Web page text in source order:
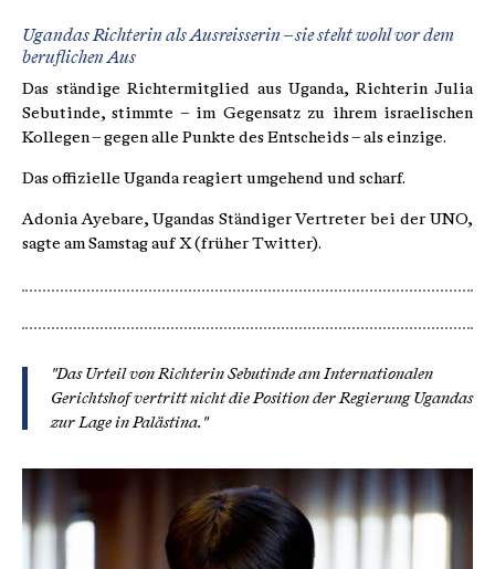
Ugandas Richterin als Ausreisserin – sie steht wohl vor dem
beruflichen Aus
Das ständige Richtermitglied aus Uganda, Richterin Julia
Sebutinde, stimmte – im Gegensatz zu ihrem israelischen
Kollegen – gegen alle Punkte des Entscheids – als einzige.
Das offizielle Uganda reagiert umgehend und scharf.
Adonia Ayebare, Ugandas Ständiger Vertreter bei der UNO,
sagte am Samstag auf X (früher Twitter).
"Das Urteil von Richterin Sebutinde am Internationalen
Gerichtshof vertritt nicht die Position der Regierung Ugandas
zur Lage in Palästina."